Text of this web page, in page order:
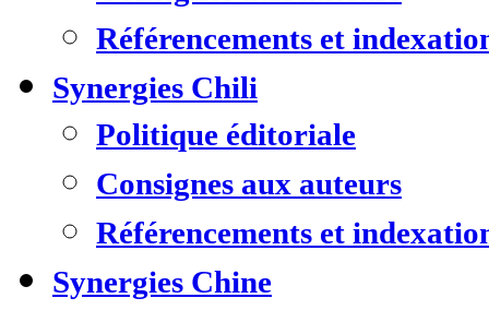
Référencements et
Synergies Chili
Politique éditoriale
Consignes aux auteurs
Référencements et
Synergies Chine